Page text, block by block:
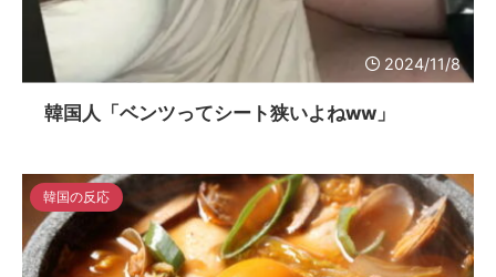
2024/11/8
韓国人「ベンツってシート狭いよねww」
韓国の反応